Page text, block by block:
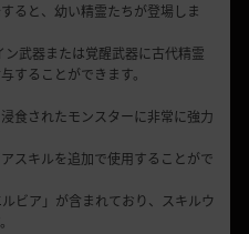
ると、幼い精霊たちが登場しま
武器または覚醒武器に古代精霊
することができます。
食されたモンスターに非常に強力
スキルを追加で使用することがで
ビア」が含まれており、スキルウ